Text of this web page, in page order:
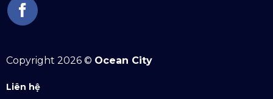
Copyright 2026 © Ocean City
Liên hệ